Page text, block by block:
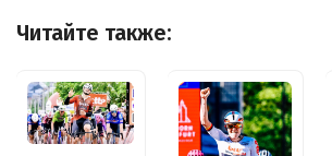
Читайте также: